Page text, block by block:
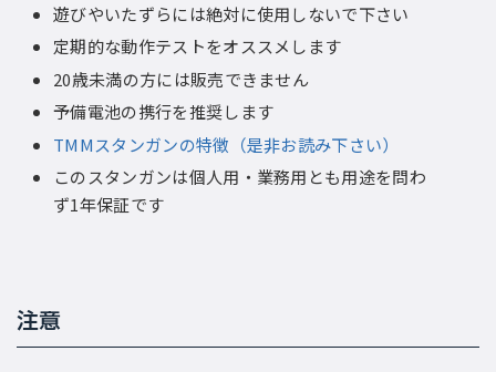
遊びやいたずらには絶対に使用しないで下さい
定期的な動作テストをオススメします
20歳未満の方には販売できません
予備電池の携行を推奨します
TMMスタンガンの特徴（是非お読み下さい）
このスタンガンは個人用・業務用とも用途を問わ
ず1年保証です
注意